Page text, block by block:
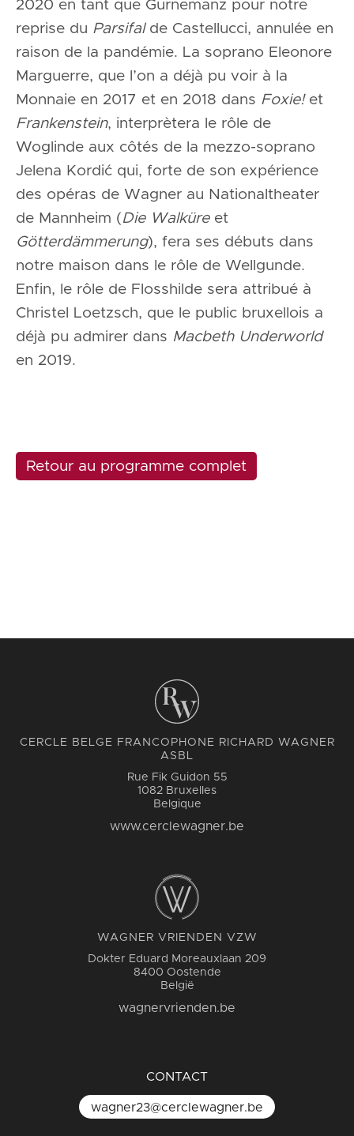
2020 en tant que Gurnemanz pour notre
reprise du Parsifalde Castellucci, annulée en
raison de la pandémie. La soprano Eleonore
Marguerre, que l’on a déjà pu voir à la
Monnaie en 2017 et en 2018 dans Foxie!et
Frankenstein, interprètera le rôle de
Woglinde aux côtés de la mezzo-soprano
Jelena Kordić qui, forte de son expérience
des opéras de Wagner au Nationaltheater
de Mannheim (Die Walküreet
Götterdämmerung), fera ses débuts dans
notre maison dans le rôle de Wellgunde.
Enfin, le rôle de Flosshilde sera attribué à
Christel Loetzsch, que le public bruxellois a
déjà pu admirer dans Macbeth Underworld
en 2019.
Retour au programme complet
CERCLE BELGE FRANCOPHONE RICHARD WAGNER
ASBL
Rue Fik Guidon 55
1082 Bruxelles
Belgique
www.cerclewagner.be
WAGNER VRIENDEN VZW
Dokter Eduard Moreauxlaan 209
8400 Oostende
België
wagnervrienden.be
CONTACT
wagner23@cerclewagner.be